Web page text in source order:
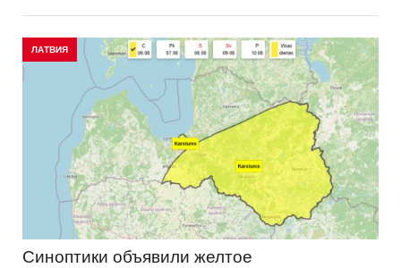
ЛАТВИЯ
Синоптики объявили желтое